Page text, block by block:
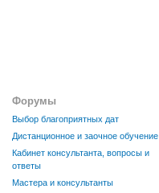
Форумы
Выбор благоприятных дат
Дистанционное и заочное обучение
Кабинет консультанта, вопросы и
ответы
Мастера и консультанты